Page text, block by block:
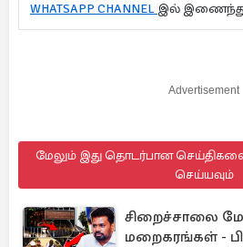
WHATSAPP CHANNEL இல்
Advertisement
மேலும் இது தொடர்பான
செய்யவும்
சிறைச்சாலை
மறைகரங்கள் -